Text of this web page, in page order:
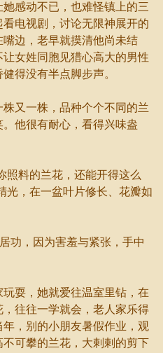
感动不已，也难怪镇上的三
电视剧，讨论无限神展开的
边，老早就摸清他尚未结
女姓同胞见猎心高大的男性
得没有半点脚步声。
又一株，品种个个不同的兰
他很有耐心，看得兴味盎
料的兰花，还能开得这么
光，在一盆叶片修长、花瓣如
，因为害羞与紧张，手中
耍，她就爱往温室里钻，在
往往一学就会，老人家乐得
，别的小朋友暑假作业，观
可攀的兰花，大剌剌的剪下